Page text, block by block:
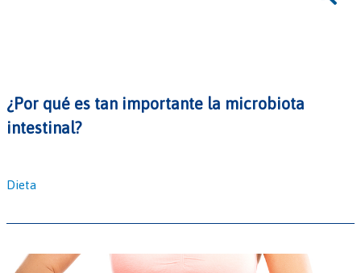
¿Por qué es tan importante la microbiota
intestinal?
Dieta